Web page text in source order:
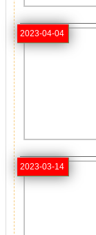
2023-04-04
2023-03-14